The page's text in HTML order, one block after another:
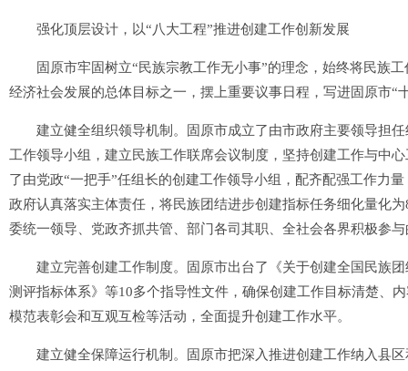
强化顶层设计，以“八大工程”推进创建工作创新发展
固原市牢固树立“民族宗教工作无小事”的理念，始终将民族工
经济社会发展的总体目标之一，摆上重要议事日程，写进固原市
建立健全组织领导机制。固原市成立了由市政府主要领导担任
工作领导小组，建立民族工作联席会议制度，坚持创建工作与中
了由党政“一把手”任组长的创建工作领导小组，配齐配强工作力
政府认真落实主体责任，将民族团结进步创建指标任务细化量化
委统一领导、党政齐抓共管、部门各司其职、全社会各界积极参
建立完善创建工作制度。固原市出台了《关于创建全国民族团
测评指标体系》等10多个指导性文件，确保创建工作目标清楚、
模范表彰会和互观互检等活动，全面提升创建工作水平。
建立健全保障运行机制。固原市把深入推进创建工作纳入县区